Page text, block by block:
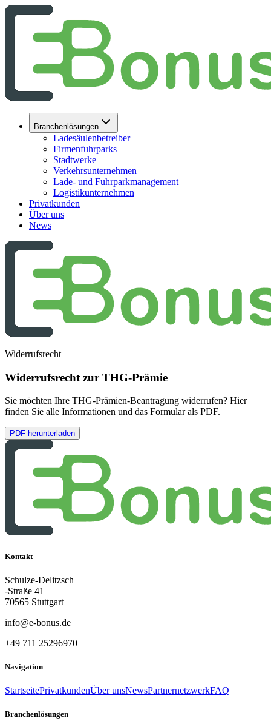
Branchenlösungen
Ladesäulenbetreiber
Firmenfuhrparks
Stadtwerke
Verkehrsunternehmen
Lade- und Fuhrparkmanagement
Logistikunternehmen
Privatkunden
Über uns
News
Widerrufsrecht
Widerrufsrecht zur THG-Prämie
Sie möchten Ihre THG-Prämien-Beantragung widerrufen? Hier
finden Sie alle Informationen und das Formular als PDF.
PDF herunterladen
Kontakt
Schulze-Delitzsch
-Straße 41
70565 Stuttgart
info@e-bonus.de
+49 711 25296970
Navigation
StartseitePrivatkundenÜber unsNewsPartnernetzwerkFAQ
Branchenlösungen